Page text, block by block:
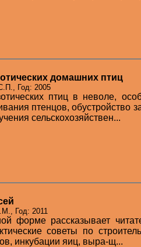
домашних птиц
Год: 2005
птиц в неволе,
птенцов, обустройство
сельскохозяйствен...
Год: 2011
форме рассказывает
советы по
инкубации яиц, выра-щ...